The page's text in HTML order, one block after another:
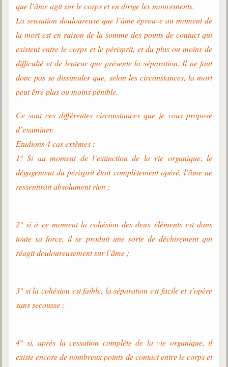
que l’âme agit sur le corps et en dirige les mouvements.
La sensation douloureuse que l’âme éprouve au moment de
la mort est en raison de la somme des points de contact qui
existent entre le corps et le périsprit, et du plus ou moins de
difficulté et de lenteur que présente la séparation. Il ne faut
donc pas se dissimuler que, selon les circonstances, la mort
peut être plus ou moins pénible.
Ce sont ces différentes circonstances que je vous propose
d’examiner.
Etudions 4 cas extêmes :
1° Si au moment de l’extinction de la vie organique, le
dégagement du périsprit était complètement opéré, l’âme ne
ressentirait absolument rien ;
2° si à ce moment la cohésion des deux éléments est dans
toute sa force, il se produit une sorte de déchirement qui
réagit douloureusement sur l’âme ;
3° si la cohésion est faible, la séparation est facile et s’opère
sans secousse ;
4° si, après la cessation complète de la vie organique, il
existe encore de nombreux points de contact entre le corps et